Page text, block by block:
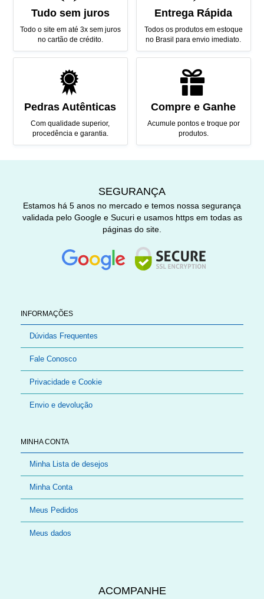
Tudo sem juros
Todo o site em até 3x sem juros
no cartão de crédito.
Entrega Rápida
Todos os produtos em estoque
no Brasil para envio imediato.
Pedras Autênticas
Com qualidade superior,
procedência e garantia.
Compre e Ganhe
Acumule pontos e troque por
produtos.
INFORMAÇÕES
Dúvidas Frequentes
Fale Conosco
Privacidade e Cookie
Envio e devolução
MINHA CONTA
Minha Lista de desejos
Minha Conta
Meus Pedidos
Meus dados
SEGURANÇA
Estamos há 5 anos no mercado e temos nossa segurança
validada pelo Google e Sucuri e usamos https em todas as
páginas do site.
ACOMPANHE